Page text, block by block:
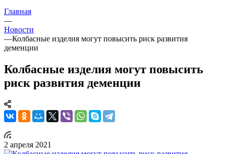
Главная
—
Новости
—Колбасные изделия могут повысить риск развития
деменции
Колбасные изделия могут повысить
риск развития деменции
2 апреля 2021